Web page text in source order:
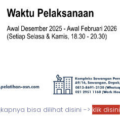
bisa dilihat disini -> klik disini